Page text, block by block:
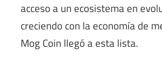
acceso a un ecosistema en
creciendo con la economía de
Mog Coin llegó a esta lista.